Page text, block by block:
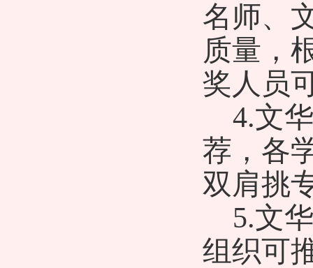
名师、
质量，
奖人员
4.文
荐，各
双肩挑
5.文
组织可